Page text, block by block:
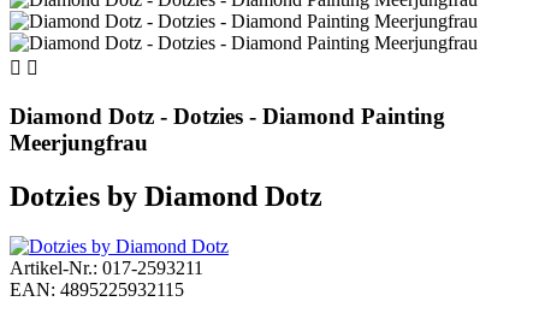
 
Diamond Dotz - Dotzies - Diamond Painting
Meerjungfrau
Dotzies by Diamond Dotz
Artikel-Nr.: 017-2593211
EAN: 4895225932115